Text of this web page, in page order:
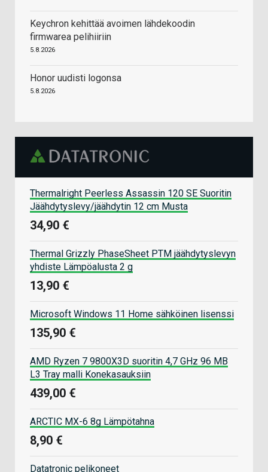
Keychron kehittää avoimen lähdekoodin
firmwarea pelihiiriin
5.8.2026
Honor uudisti logonsa
5.8.2026
Thermalright Peerless Assassin 120 SE Suoritin
Jäähdytyslevy/jäähdytin 12 cm Musta
34,90 €
Thermal Grizzly PhaseSheet PTM jäähdytyslevyn
yhdiste Lämpöalusta 2 g
13,90 €
Microsoft Windows 11 Home sähköinen lisenssi
135,90 €
AMD Ryzen 7 9800X3D suoritin 4,7 GHz 96 MB
L3 Tray malli Konekasauksiin
439,00 €
ARCTIC MX-6 8g Lämpötahna
8,90 €
Datatronic pelikoneet